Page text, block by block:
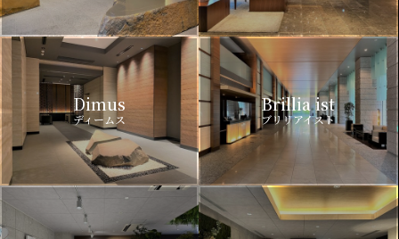
Dimus
ディームス
Brillia ist
ブリリアイスト